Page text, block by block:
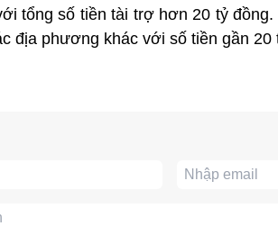
tổng số tiền tài trợ hơn 20 tỷ
địa phương khác với số tiền gần 20